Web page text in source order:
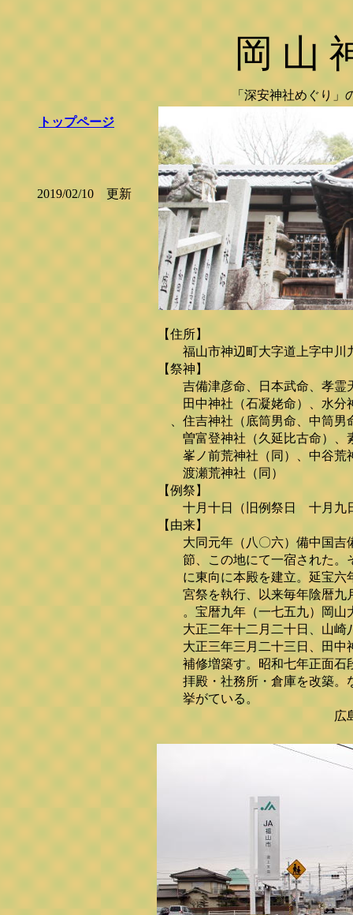
岡 山
トップページ
2019/02/10 更新
「深安神社めぐり」
【住所】
福山市神辺町大字道上字中川
【祭神】
吉備津彦命、日本武命、孝霊
田中神社（石凝姥命）、水分神
、住吉神社（底筒男命、中筒男
曽富登神社（久延比古命）、
峯ノ前荒神社（同）、中谷荒神
渡瀬荒神社（同）
【例祭】
十月十日（旧例祭日 十月九
【由来】
大同元年（八〇六）備中国吉備
節、この地にて一宿された。そ
に東向に本殿を建立。延宝六年
宮祭を執行、以来毎年陰暦九月
。宝暦九年（一七五九）岡山大
大正二年十二月二十日、山崎
大正三年三月二十三日、田中神
補修増築す。昭和七年正面石
拝殿・社務所・倉庫を改築。な
挙がている。
広島県神社庁 深安